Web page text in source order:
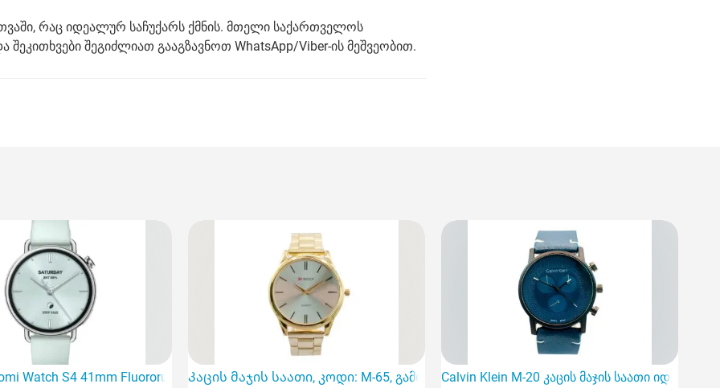
რაც იდეალურ საჩუქარს ქმნის. მთელი საქართველოს
შეგიძლიათ გააგზავნოთ WhatsApp/Viber-ის მეშვეობით.
სტილისა და ტექნოლოგიის უნიკალური კომბინაცია
Watch S4 41mm Fluororubber Strap MintᲙაცის მაჯის საათი, კოდი: M-65, გამოირჩევა ელეგანტური დიზაინითა და
Calvin Klein M-20 კაცის მაჯის საათი